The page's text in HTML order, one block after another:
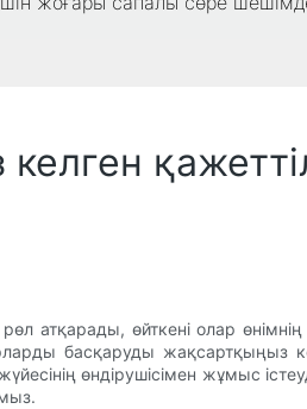
келген
атқарады, өйткені олар
басқаруды
өндірушісімен жұмыс